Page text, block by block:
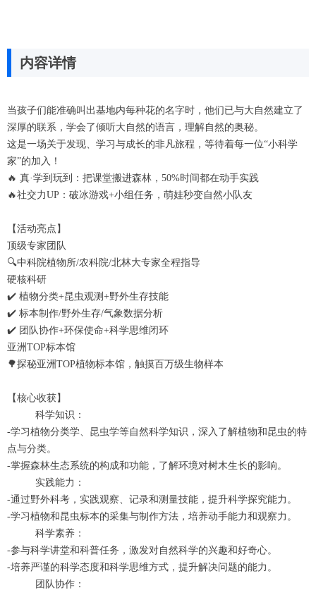
内容详情
当孩子们能准确叫出基地内每种花的名字时，他们已与大自然建立了
深厚的联系，学会了倾听大自然的语言，理解自然的奥秘。
这是一场关于发现、学习与成长的非凡旅程，等待着每一位“小科学
家”的加入！
🔥 ‌真·学到玩到‌：把课堂搬进森林，50%时间都在动手实践‌
🔥‌社交力UP‌：破冰游戏+小组任务，萌娃秒变自然小队友‌
【活动亮点】
顶级专家团队
🔍中科院植物所/农科院/北林大专家全程指导
硬核科研
✔️ 植物分类+昆虫观测+野外生存技能
✔️ 标本制作/野外生存/气象数据分析
✔️ 团队协作+环保使命+科学思维闭环
亚洲TOP标本馆
🌳探秘亚洲TOP植物标本馆，触摸百万级生物样本
【核心收获】
科学知识‌：
-学习植物分类学、昆虫学等自然科学知识，深入了解植物和昆虫的特
点与分类。
-掌握森林生态系统的构成和功能，了解环境对树木生长的影响。
实践能力‌：
-通过野外科考，实践观察、记录和测量技能，提升科学探究能力。
-学习植物和昆虫标本的采集与制作方法，培养动手能力和观察力。
科学素养‌：
-参与科学讲堂和科普任务，激发对自然科学的兴趣和好奇心。
-培养严谨的科学态度和科学思维方式，提升解决问题的能力。
团队协作‌：